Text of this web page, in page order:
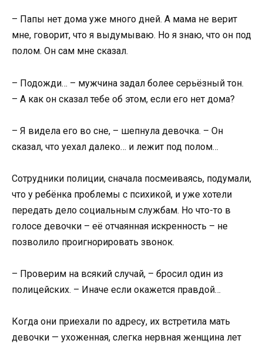
– Папы нет дома уже много дней. А мама не верит
мне, говорит, что я выдумываю. Но я знаю, что он под
полом. Он сам мне сказал.
– Подожди… – мужчина задал более серьёзный тон.
– А как он сказал тебе об этом, если его нет дома?
– Я видела его во сне, – шепнула девочка. – Он
сказал, что уехал далеко… и лежит под полом…
Сотрудники полиции, сначала посмеиваясь, подумали,
что у ребёнка проблемы с психикой, и уже хотели
передать дело социальным службам. Но что-то в
голосе девочки – её отчаянная искренность – не
позволило проигнорировать звонок.
– Проверим на всякий случай, – бросил один из
полицейских. – Иначе если окажется правдой…
Когда они приехали по адресу, их встретила мать
девочки — ухоженная, слегка нервная женщина лет